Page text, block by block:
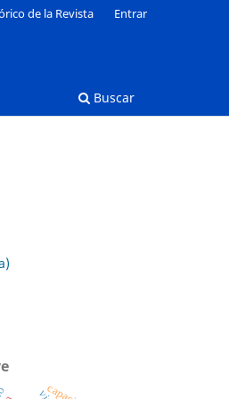
Buscar
de la Revista Entrar